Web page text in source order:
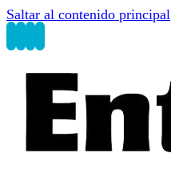
Saltar al contenido principal